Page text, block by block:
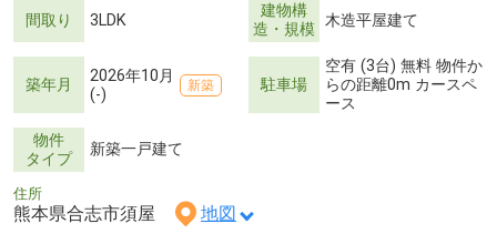
間取り 3LDK
建物構
造・規模 木造平屋建て
築年月
2026年10月
(-)
新築 駐車場
空有 (3台) 無料 物件か
らの距離0m カースペ
ース
物件
タイプ
新築一戸建て
住所
熊本県合志市須屋 地図